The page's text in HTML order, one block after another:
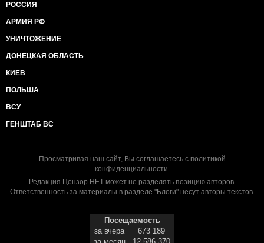
РОССИЯ
АРМИЯ РФ
УНИЧТОЖЕНИЕ
ДОНЕЦКАЯ ОБЛАСТЬ
КИЕВ
ПОЛЬША
ВСУ
ГЕНШТАБ ВС
Просматривая наш сайт, Вы соглашаетесь с политикой
конфиденциальности.
Редакция Цензор.НЕТ может не разделять позицию авторов.
Ответственность за материалы в разделе "Блоги" несут авторы текстов.
Посещаемость
за вчера
673 189